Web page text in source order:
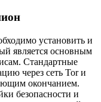
установить и
является основным
Стандартные
через сеть Tor и
окончанием.
безопасности и